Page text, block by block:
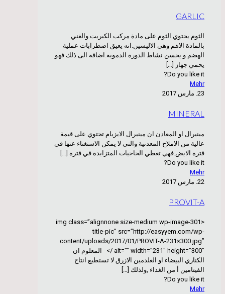
GARLIC
الثوم يحتوي الثوم على مادة مركب الكبريت والغني
بالمادة الاهم وهي الاليسين.انه يعيق اضطرابات عملية
الهضم و يحسن نشاط الدورة الدموية.اضافة الى ذلك فهو
يحمي جهاز
[…]
Do you like it?
Mehr
23. مارس 2017
MINERAL
مينيرال او المعادن ان مينيرال الايزيام تحتوي على قيمة
عالية من الاملاح المعدنية والتي لا يمكن الاستغناء عنها في
فترة الايض.فهي تغطي الحاجيات المتزايدة في فترة […]
Do you like it?
Mehr
22. مارس 2017
PROVIT-A
<img class=”alignnone size-medium wp-image-301
title-pic” src=”http://easyyem.com/wp-
content/uploads/2017/01/PROVIT-A-231×300.jpg”
alt=”” width=”231″ height=”300″ /> المعلوم ان
الكناري البيضاء او الغلدمين الازرق لا تستطيع انتاج
الفيتامين أ من الغذاء ,ولذلك […]
Do you like it?
Mehr